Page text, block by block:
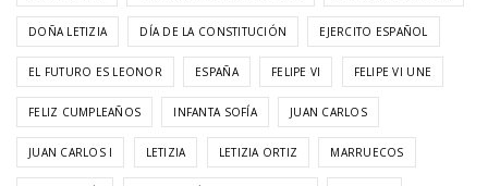
DOÑA LETIZIA DÍA DE LA CONSTITUCIÓN EJERCITO ESPAÑOL
EL FUTURO ES LEONOR ESPAÑA FELIPE VI FELIPE VI UNE
FELIZ CUMPLEAÑOS INFANTA SOFÍA JUAN CARLOS
JUAN CARLOS I LETIZIA LETIZIA ORTIZ MARRUECOS